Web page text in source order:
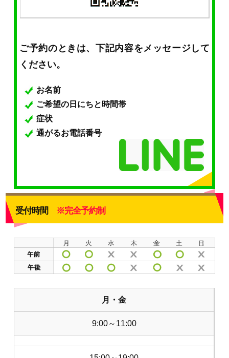
ご予約のときは、下記内容をメッセージして
ください。
お名前
ご希望の日にちと時間帯
症状
通がるお電話番号
受付時間 ※完全予約制
月・金
9:00～11:00